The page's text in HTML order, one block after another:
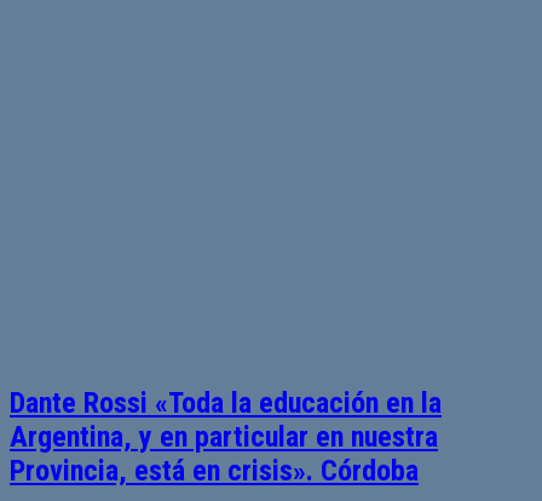
Dante Rossi «Toda la educación en la
Argentina, y en particular en nuestra
Provincia, está en crisis». Córdoba